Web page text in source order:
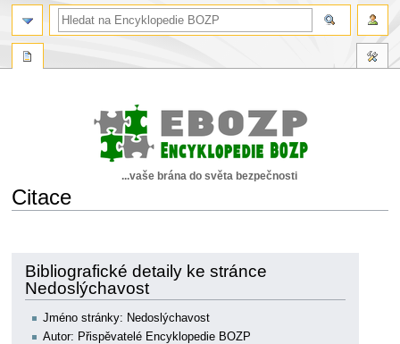
...vaše brána do světa bezpečnosti
Citace
navigaci
vyhledávání
Bibliografické detaily ke stránce
Nedoslýchavost
Jméno stránky: Nedoslýchavost
Autor: Přispěvatelé Encyklopedie BOZP